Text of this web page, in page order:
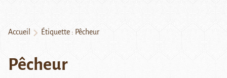
Accueil Étiquette : Pêcheur
Pêcheur